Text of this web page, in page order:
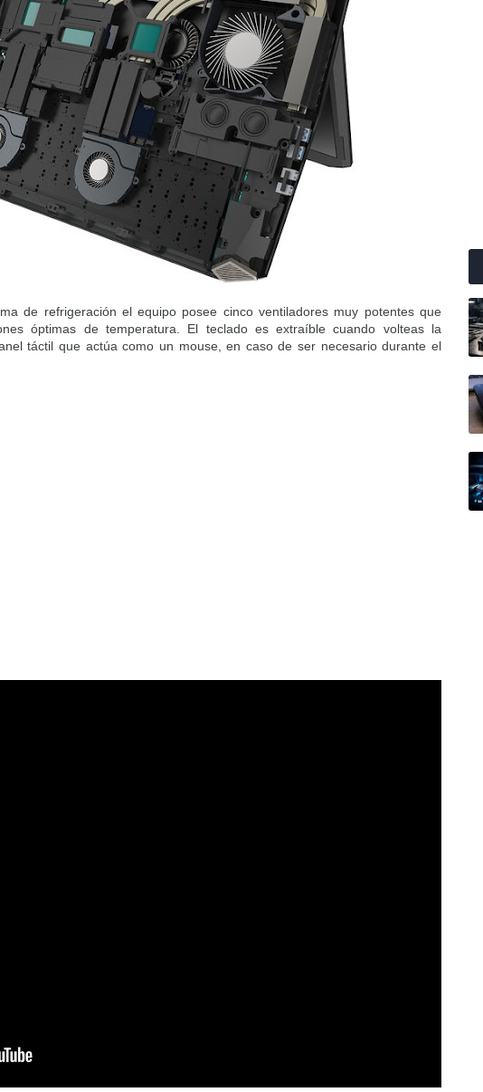
de refrigeración el equipo posee cinco ventiladores muy potentes que
óptimas de temperatura. El teclado es extraíble cuando volteas la
táctil que actúa como un mouse, en caso de ser necesario durante el